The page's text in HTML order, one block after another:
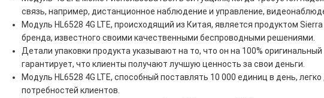
связь, например, дистанционное наблюдение и управление,
Модуль HL6528 4G LTE, происходящий из Китая, является продуктом
бренда, известного своими качественными беспроводными решениями.
Детали упаковки продукта указывают на то, что он на 100%
гарантирует, что клиенты получают лучшую ценность за свои деньги.
Модуль HL6528 4G LTE, способный поставлять 10 000 единиц в день,
потребностей клиентов.